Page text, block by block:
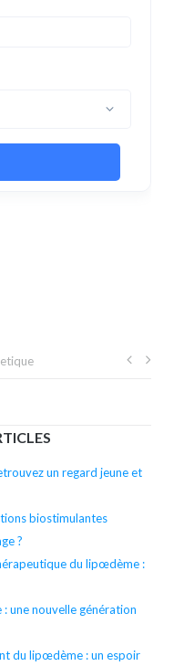
un regard jeune et
biostimulantes
?
du lipœdème :
une nouvelle génération
du lipœdème : un espoir